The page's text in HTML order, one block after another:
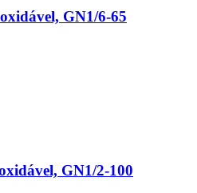
GN1/6-65
GN1/2-100